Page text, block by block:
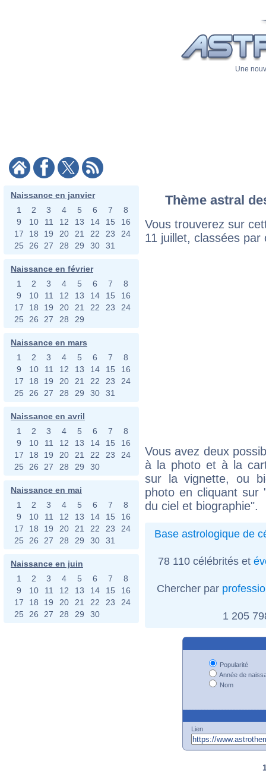
Une
Naissance en janvier
1
2 3 4 5 6 7
8
9
10 11 12 13 14 15
16
17
18 19 20 21 22 23
24
25
26 27 28 29 30 31
Naissance en février
1
2 3 4 5 6 7
8
9
10 11 12 13 14 15
16
17
18 19 20 21 22 23
24
25
26 27 28 29
Naissance en mars
1
2 3 4 5 6 7
8
9
10 11 12 13 14 15
16
17
18 19 20 21 22 23
24
25
26 27 28 29 30 31
Naissance en avril
1
2 3 4 5 6 7
8
9
10 11 12 13 14 15
16
17
18 19 20 21 22 23
24
25
26 27 28 29 30
Naissance en mai
1
2 3 4 5 6 7
8
9
10 11 12 13 14 15
16
17
18 19 20 21 22 23
24
25
26 27 28 29 30 31
Naissance en juin
1
2 3 4 5 6 7
8
9
10 11 12 13 14 15
16
17
18 19 20 21 22 23
24
25
26 27 28 29 30
Thème astral
Vous trouverez sur
11 juillet, classées
Vous avez deux
à la photo et à la
sur la vignette, ou
photo en cliquant sur
du ciel et biographie".
Base astrologique de
78 110 célébrités et
Chercher par
1 205
Popularité
Année de
Nom
Lien